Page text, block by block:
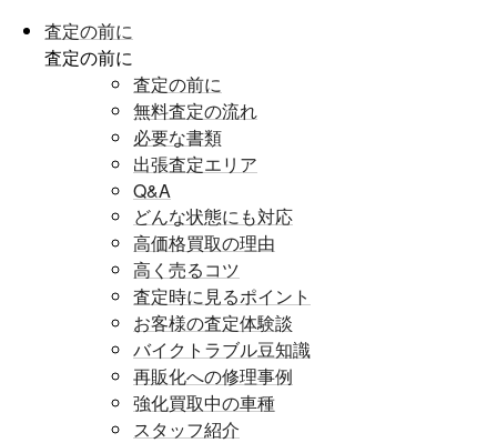
査定の前に
査定の前に
査定の前に
無料査定の流れ
必要な書類
出張査定エリア
Q&A
どんな状態にも対応
高価格買取の理由
高く売るコツ
査定時に見るポイント
お客様の査定体験談
バイクトラブル豆知識
再販化への修理事例
強化買取中の車種
スタッフ紹介